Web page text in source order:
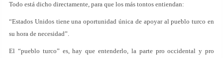
Todo está dicho directamente, para que los más tontos entiendan:
“Estados Unidos tiene una oportunidad única de apoyar al pueblo turco en
su hora de necesidad”.
El “pueblo turco” es, hay que entenderlo, la parte pro occidental y pro